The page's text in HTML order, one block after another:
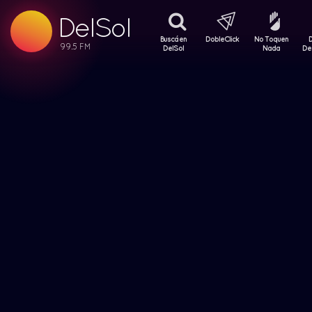
DelSol
99.5 FM
99.5 FM
99.5 FM
Buscá en
DelSol
DobleClick
No Toquen
Nada